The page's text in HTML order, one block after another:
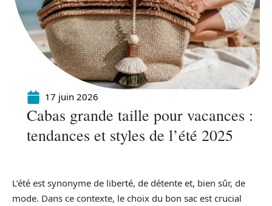
17 juin 2026
Cabas grande taille pour vacances :
tendances et styles de l’été 2025
L’été est synonyme de liberté, de détente et, bien sûr, de
mode. Dans ce contexte, le choix du bon sac est crucial